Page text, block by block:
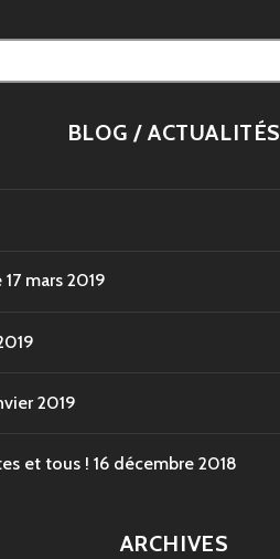
BLOG / ACTUALITÉS
17 mars 2019
2019
et tous ! 16 décembre 2018
ARCHIVES